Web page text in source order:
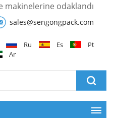
odaklandı
sales@sengongpack.com
Ru Es
Pt
Ar